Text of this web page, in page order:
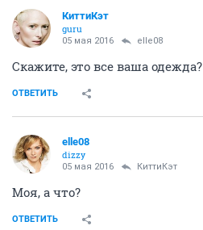
КиттиКэт
guru
05 мая 2016 elle08
Скажите, это все ваша одежда?
ОТВЕТИТЬ
elle08
dizzy
05 мая 2016 КиттиКэт
Моя, а что?
ОТВЕТИТЬ